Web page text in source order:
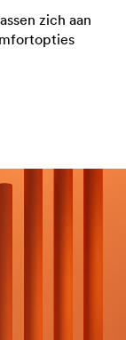
zich aan